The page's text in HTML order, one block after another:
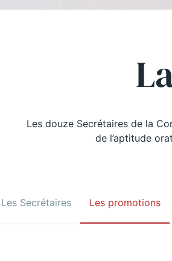
Les douze Secrétaires de la
de l’aptitude
Les Secrétaires Les promotions